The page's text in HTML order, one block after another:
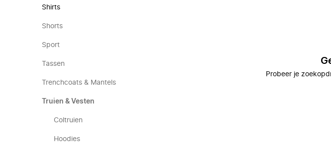
Shirts
Shorts
Sport
Tassen
Trenchcoats & Mantels
Truien & Vesten
Coltruien
Hoodies
Probeer je